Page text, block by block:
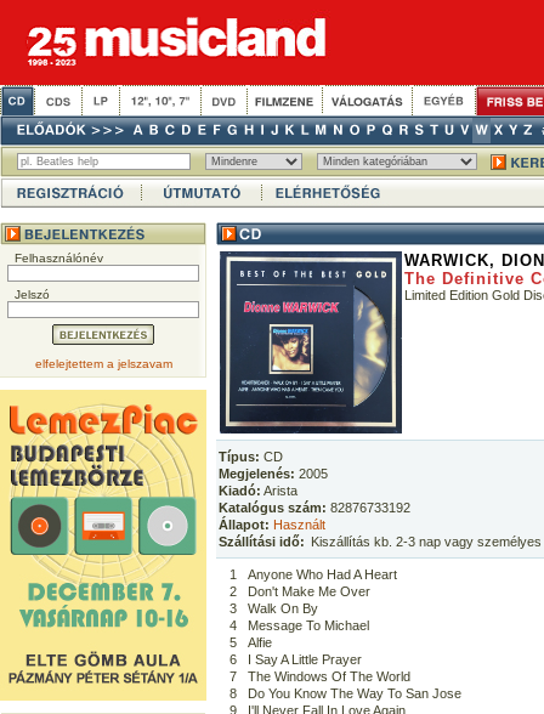
Felhasználónév
Jelszó
elfelejtettem a jelszavam
WARWICK,
The Definitive
Limited Edition Gold
Típus: CD
Megjelenés: 2005
Kiadó: Arista
Katalógus szám: 82876733192
Állapot: Használt
Szállítási idő: Kiszállítás kb. 2-3 nap vagy
1
Anyone Who Had A Heart
2
Don't Make Me Over
3
Walk On By
4
Message To Michael
5
Alfie
6
I Say A Little Prayer
7
The Windows Of The World
8
Do You Know The Way To San Jose
9
I'll Never Fall In Love Again